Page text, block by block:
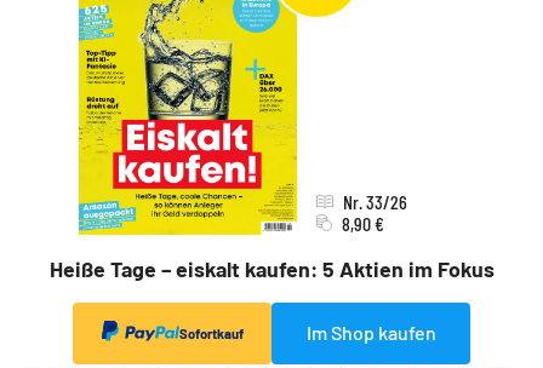
Heiße Tage – eiskalt kaufen: 5 Aktien im Fokus
Nr. 33/26
8,90 €
Sofortkauf Im Shop kaufen